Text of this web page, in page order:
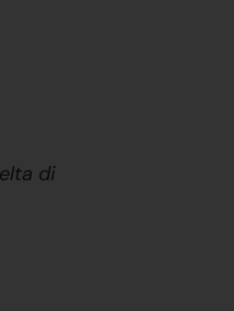
di